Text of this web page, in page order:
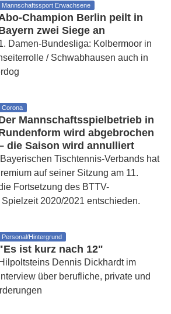
Mannschaftssport Erwachsene
Champion Berlin peilt in
zwei Siege an
Damen-Bundesliga: Kolbermoor in
/ Schwabhausen auch in
Corona
Mannschaftsspielbetrieb in
wird abgebrochen
die Saison wird annulliert
Tischtennis-Verbands hat
auf seiner Sitzung am 11.
Fortsetzung des BTTV-
2020/2021 entschieden.
Personal/Hintergrund
ist kurz nach 12"
Hilpoltsteins Dennis Dickhardt im
Interview über berufliche, private und